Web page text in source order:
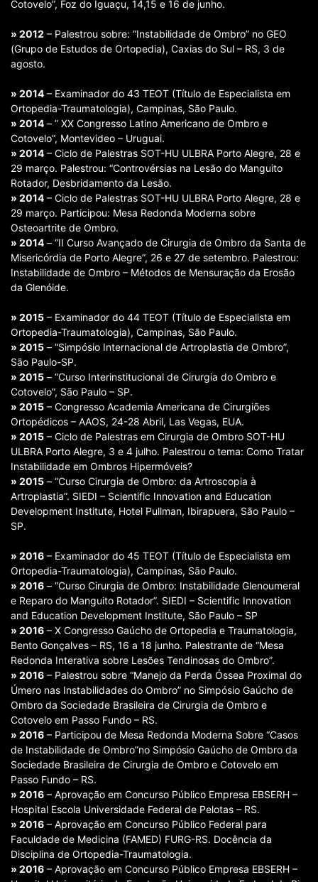
Cotovelo”, Foz do Iguaçu, 14,15 e 16 de junho.
» 2012 – Palestrou sobre: “Instabilidade de Ombro” no GEO
(Grupo de Estudos de Ortopedia), Caxias do Sul – RS, 3 de
agosto.
» 2014 – Examinador do 43 TEOT (Título de Especialista em
Ortopedia-Traumatologia), Campinas, São Paulo.
» 2014 – ” XX Congresso Latino Americano de Ombro e
Cotovelo”, Montevideo – Uruguai.
» 2014 – Ciclo de Palestras SOT-HU ULBRA Porto Alegre, 28 e
29 março. Palestrou: “Controvérsias na Lesão do Manguito
Rotador, Desbridamento da Lesão.
» 2014 – Ciclo de Palestras SOT-HU ULBRA Porto Alegre, 28 e
29 março. Participou: Mesa Redonda Moderna sobre
Osteoartrite de Ombro.
» 2014 – “II Curso Avançado de Cirurgia de Ombro da Santa de
Misericórdia de Porto Alegre”, 26 e 27 de setembro. Palestrou:
Instabilidade de Ombro – Métodos de Mensuração da Erosão
da Glenóide.
» 2015 – Examinador do 44 TEOT (Título de Especialista em
Ortopedia-Traumatologia), Campinas, São Paulo.
» 2015 – “Simpósio Internacional de Artroplastia de Ombro”,
São Paulo-SP.
» 2015 – “Curso Interinstitucional de Cirurgia do Ombro e
Cotovelo”, São Paulo – SP.
» 2015 – Congresso Academia Americana de Cirurgiões
Ortopédicos – AAOS, 24-28 Abril, Las Vegas, EUA.
» 2015 – Ciclo de Palestras em Cirurgia de Ombro SOT-HU
ULBRA Porto Alegre, 3 e 4 julho. Palestrou o tema: Como Tratar
Instabilidade em Ombros Hipermóveis?
» 2015 – “Curso Cirurgia de Ombro: da Artroscopia à
Artroplastia”. SIEDI – Scientific Innovation and Education
Development Institute, Hotel Pullman, Ibirapuera, São Paulo –
SP.
» 2016 – Examinador do 45 TEOT (Título de Especialista em
Ortopedia-Traumatologia), Campinas, São Paulo.
» 2016 – “Curso Cirurgia de Ombro: Instabilidade Glenoumeral
e Reparo do Manguito Rotador”. SIEDI – Scientific Innovation
and Education Development Institute, São Paulo – SP
» 2016 – X Congresso Gaúcho de Ortopedia e Traumatologia,
Bento Gonçalves – RS, 16 a 18 junho. Palestrante de “Mesa
Redonda Interativa sobre Lesões Tendinosas do Ombro”.
» 2016 – Palestrou sobre “Manejo da Perda Óssea Proximal do
Úmero nas Instabilidades do Ombro” no Simpósio Gaúcho de
Ombro da Sociedade Brasileira de Cirurgia de Ombro e
Cotovelo em Passo Fundo – RS.
» 2016 – Participou de Mesa Redonda Moderna Sobre “Casos
de Instabilidade de Ombro”no Simpósio Gaúcho de Ombro da
Sociedade Brasileira de Cirurgia de Ombro e Cotovelo em
Passo Fundo – RS.
» 2016 – Aprovação em Concurso Público Empresa EBSERH –
Hospital Escola Universidade Federal de Pelotas – RS.
» 2016 – Aprovação em Concurso Público Federal para
Faculdade de Medicina (FAMED) FURG-RS. Docência da
Disciplina de Ortopedia-Traumatologia.
» 2016 – Aprovação em Concurso Público Empresa EBSERH –